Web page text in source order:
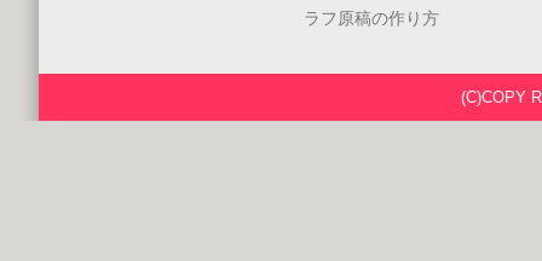
ラフ原稿の作り方
(C)COPY